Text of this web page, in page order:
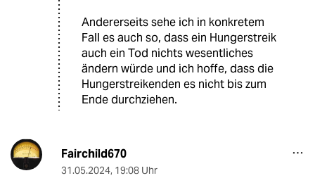
Andererseits sehe ich in konkretem
Fall es auch so, dass ein Hungerstreik
auch ein Tod nichts wesentliches
ändern würde und ich hoffe, dass die
Hungerstreikenden es nicht bis zum
Ende durchziehen.
Fairchild670
31.05.2024, 19:08 Uhr